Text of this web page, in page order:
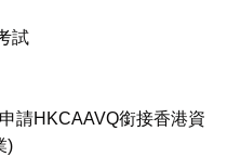
試
請HKCAAVQ銜接香港資
)